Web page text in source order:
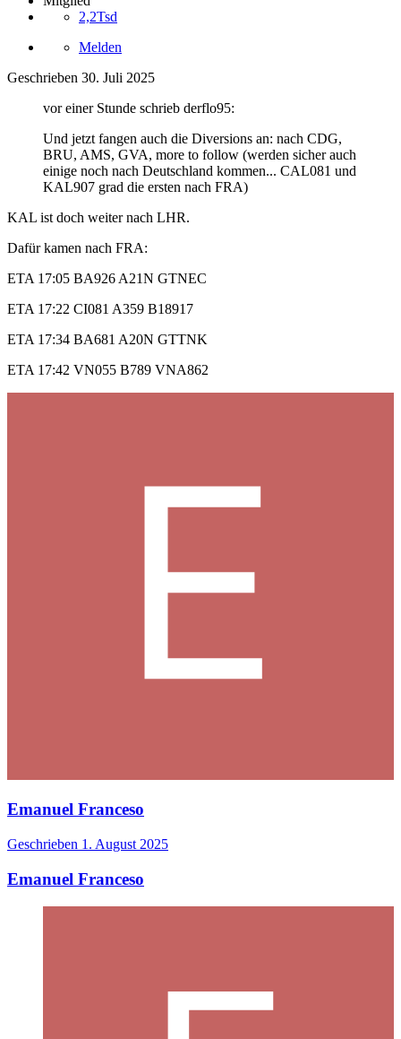
2,2Tsd
Melden
Geschrieben 30. Juli 2025
vor einer Stunde schrieb derflo95:
Und jetzt fangen auch die Diversions an: nach CDG,
BRU, AMS, GVA, more to follow (werden sicher auch
einige noch nach Deutschland kommen... CAL081 und
KAL907 grad die ersten nach FRA)
KAL ist doch weiter nach LHR.
Dafür kamen nach FRA:
ETA 17:05 BA926 A21N GTNEC
ETA 17:22 CI081 A359 B18917
ETA 17:34 BA681 A20N GTTNK
ETA 17:42 VN055 B789 VNA862
Emanuel Franceso
Geschrieben 1. August 2025
Emanuel Franceso